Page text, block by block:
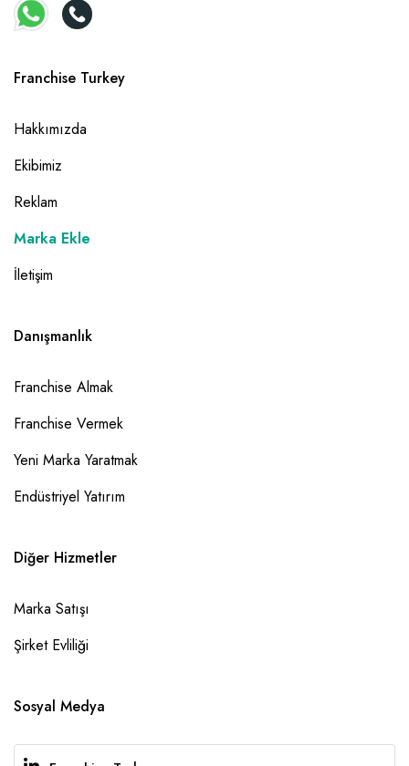
Franchise Turkey
Hakkımızda
Ekibimiz
Reklam
Marka Ekle
İletişim
Danışmanlık
Franchise Almak
Franchise Vermek
Yeni Marka Yaratmak
Endüstriyel Yatırım
Diğer Hizmetler
Marka Satışı
Şirket Evliliği
Sosyal Medya